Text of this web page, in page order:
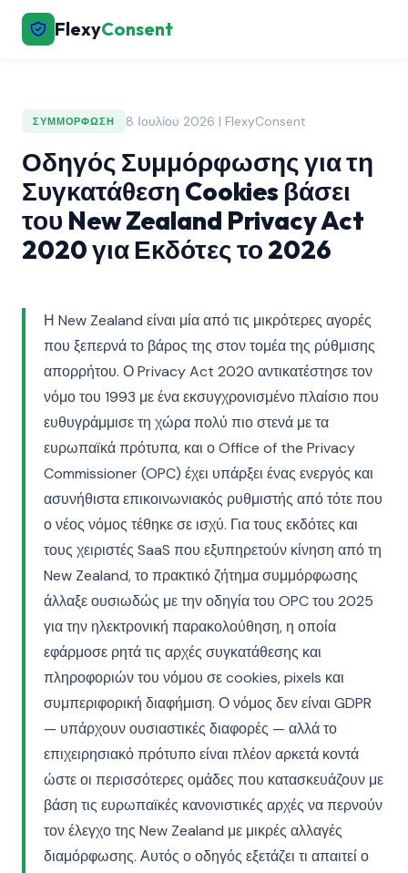
FlexyConsent
ΣΥΜΜΌΡΦΩΣΗ 8 Ιουλίου 2026 | FlexyConsent
Οδηγός Συμμόρφωσης για τη
Συγκατάθεση Cookies βάσει
του New Zealand Privacy Act
2020 για Εκδότες το 2026
Η New Zealand είναι μία από τις μικρότερες αγορές
που ξεπερνά το βάρος της στον τομέα της ρύθμισης
απορρήτου. Ο Privacy Act 2020 αντικατέστησε τον
νόμο του 1993 με ένα εκσυγχρονισμένο πλαίσιο που
ευθυγράμμισε τη χώρα πολύ πιο στενά με τα
ευρωπαϊκά πρότυπα, και ο Office of the Privacy
Commissioner (OPC) έχει υπάρξει ένας ενεργός και
ασυνήθιστα επικοινωνιακός ρυθμιστής από τότε που
ο νέος νόμος τέθηκε σε ισχύ. Για τους εκδότες και
τους χειριστές SaaS που εξυπηρετούν κίνηση από τη
New Zealand, το πρακτικό ζήτημα συμμόρφωσης
άλλαξε ουσιωδώς με την οδηγία του OPC του 2025
για την ηλεκτρονική παρακολούθηση, η οποία
εφάρμοσε ρητά τις αρχές συγκατάθεσης και
πληροφοριών του νόμου σε cookies, pixels και
συμπεριφορική διαφήμιση. Ο νόμος δεν είναι GDPR
— υπάρχουν ουσιαστικές διαφορές — αλλά το
επιχειρησιακό πρότυπο είναι πλέον αρκετά κοντά
ώστε οι περισσότερες ομάδες που κατασκευάζουν με
βάση τις ευρωπαϊκές κανονιστικές αρχές να περνούν
τον έλεγχο της New Zealand με μικρές αλλαγές
διαμόρφωσης. Αυτός ο οδηγός εξετάζει τι απαιτεί ο